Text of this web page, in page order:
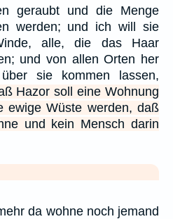
geraubt und die Menge
werden; und ich will sie
alle, die das Haar
und von allen Orten her
sie kommen lassen,
Hazor soll eine Wohnung
ewige Wüste werden, daß
und kein Mensch darin
da wohne noch jemand